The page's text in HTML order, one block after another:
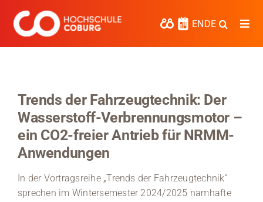
Inhalt
springen
ENDE
Kooperieren
Hochschule Coburg
Regionalentwicklung
Trends der Fahrzeugtechnik: Der
Wasserstoff-Verbrennungsmotor –
ein CO2-freier Antrieb für NRMM-
Anwendungen
In der Vortragsreihe „Trends der Fahrzeugtechnik“
sprechen im Wintersemester 2024/2025 namhafte